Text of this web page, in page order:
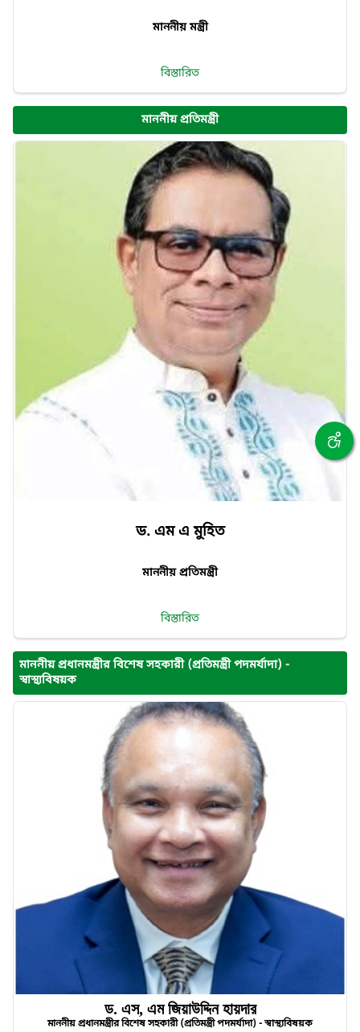
মাননীয় মন্ত্রী
বিস্তারিত
মাননীয় প্রতিমন্ত্রী
ড. এম এ মুহিত
মাননীয় প্রতিমন্ত্রী
বিস্তারিত
মাননীয় প্রধানমন্ত্রীর বিশেষ সহকারী (প্রতিমন্ত্রী পদমর্যাদা) -
স্বাস্থ্যবিষয়ক
ড. এস, এম জিয়াউদ্দিন হায়দার
মাননীয় প্রধানমন্ত্রীর বিশেষ সহকারী (প্রতিমন্ত্রী পদমর্যাদা) - স্বাস্থ্যবিষয়ক